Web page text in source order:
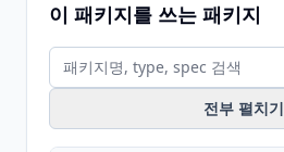
이 패키지를 쓰는 패키지
전부 펼치기